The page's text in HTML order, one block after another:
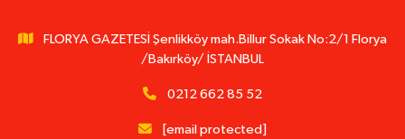
FLORYA GAZETESİ Şenlikköy mah.Billur Sokak No:2/1 Florya
/Bakırköy/ İSTANBUL
0212 662 85 52
[email protected]